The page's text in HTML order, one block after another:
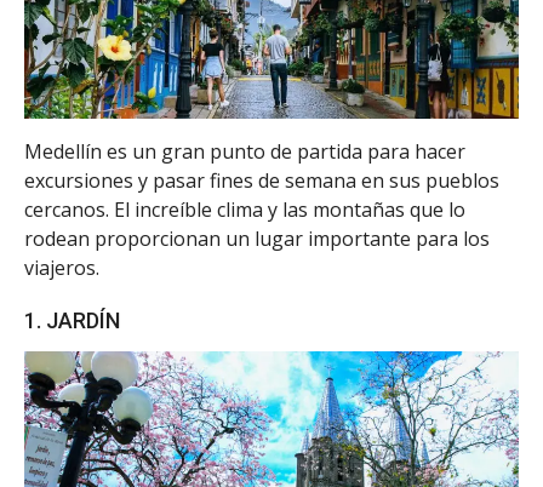
Medellín es un gran punto de partida para hacer
excursiones y pasar fines de semana en sus pueblos
cercanos. El increíble clima y las montañas que lo
rodean proporcionan un lugar importante para los
viajeros.
1. JARDÍN